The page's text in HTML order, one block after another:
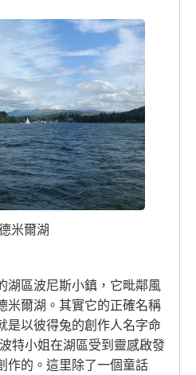
米爾湖
湖區波尼斯小鎮，它毗鄰風
米爾湖。其實它的正確名稱
是以彼得兔的創作人名字命
特小姐在湖區受到靈感啟發
作的。這里除了一個童話